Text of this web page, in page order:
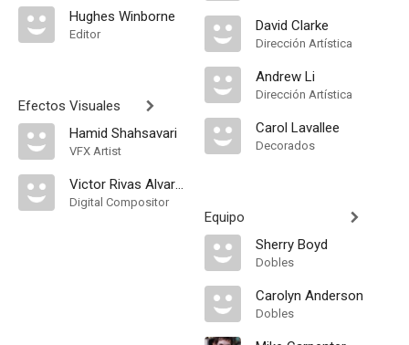
Hughes Winborne
Editor
Efectos Visuales
Hamid Shahsavari
VFX Artist
Victor Rivas Alvarez
Digital Compositor
David Clarke
Dirección Artística
Andrew Li
Dirección Artística
Carol Lavallee
Decorados
Equipo
Sherry Boyd
Dobles
Carolyn Anderson
Dobles